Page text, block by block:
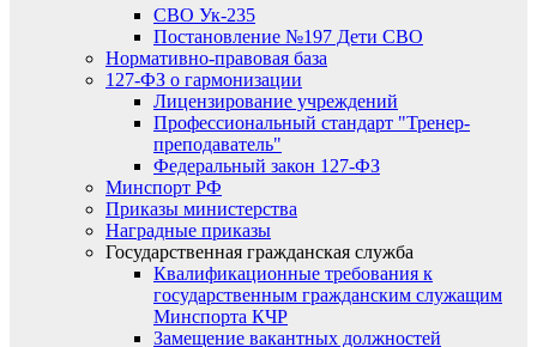
СВО Ук-235
Постановление №197 Дети СВО
Нормативно-правовая база
127-ФЗ о гармонизации
Лицензирование учреждений
Профессиональный стандарт "Тренер-
преподаватель"
Федеральный закон 127-ФЗ
Минспорт РФ
Приказы министерства
Наградные приказы
Государственная гражданская служба
Квалификационные требования к
государственным гражданским служащим
Минспорта КЧР
Замещение вакантных должностей